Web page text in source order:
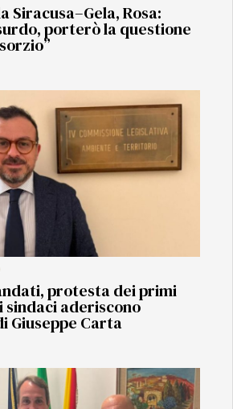
Siracusa–Gela, Rosa:
porterò la questione
protesta dei primi
aderiscono
Giuseppe Carta